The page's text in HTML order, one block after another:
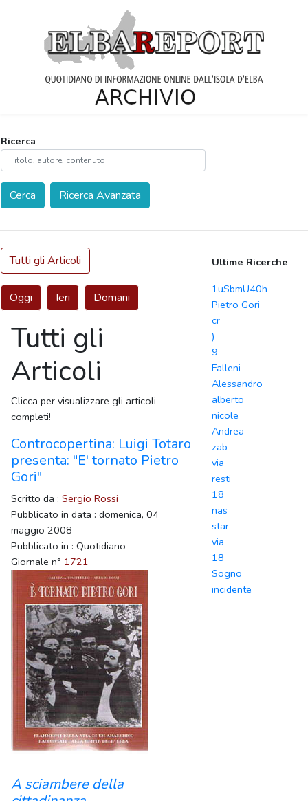
Ricerca
Cerca Ricerca Avanzata
Tutti gli Articoli
Oggi Ieri Domani
Tutti gli
Articoli
Clicca per visualizzare gli articoli
completi!
Controcopertina: Luigi Totaro
presenta: "E' tornato Pietro
Gori"
Scritto da : Sergio Rossi
Pubblicato in data : domenica, 04
maggio 2008
Pubblicato in : Quotidiano
Giornale n° 1721
A sciambere della
Ultime Ricerche
1uSbmU40h
Pietro Gori
cr
)
9
Falleni
Alessandro
alberto
nicole
Andrea
zab
via
resti
18
nas
star
via
18
Sogno
incidente